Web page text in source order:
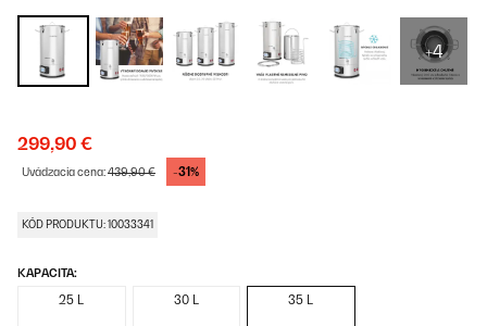
+4
299,90 €
Uvádzacia cena:439,90 € -31%
KÓD PRODUKTU: 10033341
KAPACITA:
25 L 30 L 35 L